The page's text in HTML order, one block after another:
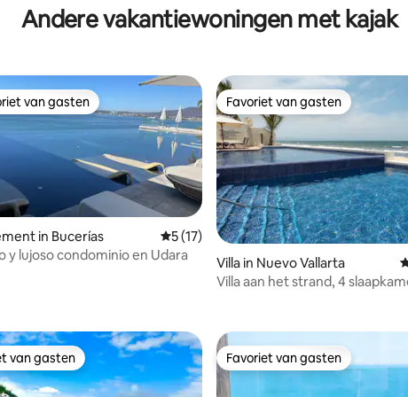
Andere vakantiewoningen met kajak
van 4,73 op 5, 118 recensies
van gasten
van gasten
in Bucerías Gemiddelde beoordeling van 5 op 5, 17
5 (17)
y lujoso condominio en Udara
Favoriet van gasten
Favoriet van gasten
Villa in Nuevo Vallarta
Villa aan het strand, 4
van gasten
van gasten Favoriet van gasten
Favoriet van gasten